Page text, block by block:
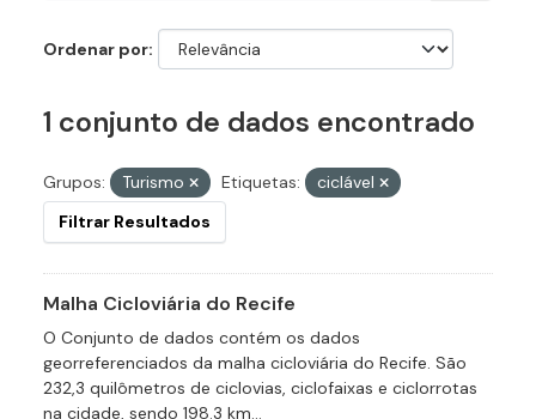
Ordenar por
1 conjunto de dados encontrado
Grupos: Turismo Etiquetas:
ciclável
Filtrar Resultados
Malha Cicloviária do Recife
O Conjunto de dados contém os dados
georreferenciados da malha cicloviária do Recife. São
232,3 quilômetros de ciclovias, ciclofaixas e ciclorrotas
na cidade, sendo 198.3 km...